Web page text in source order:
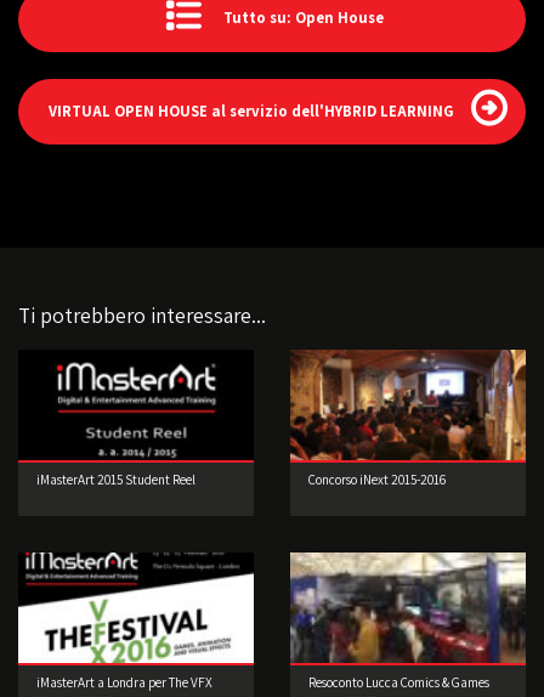
Tutto su: Open House
VIRTUAL OPEN HOUSE al servizio dell'HYBRID LEARNING
Ti potrebbero interessare...
iMasterArt 2015 Student Reel Concorso iNext 2015-2016
iMasterArt a Londra per The VFX
Resoconto Lucca Comics & Games